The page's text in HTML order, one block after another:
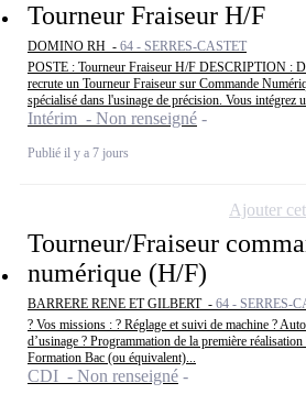
Tourneur Fraiseur H/F
DOMINO RH - 64 - SERRES-CASTET
POSTE : Tourneur Fraiseur H/F DESCRIPTION :
recrute un Tourneur Fraiseur sur Commande
spécialisé dans l'usinage de précision. Vous intégrez
Intérim - Non renseigné
Publié il y a 7 jours
Tourneur/Fraiseur
numérique (H/F)
BARRERE RENE ET GILBERT - 64 - SERRES-
? Vos missions : ? Réglage et suivi de machine ?
d’usinage ?️ Programmation de la première
Formation Bac (ou équivalent)...
CDI - Non renseigné
Ajouter